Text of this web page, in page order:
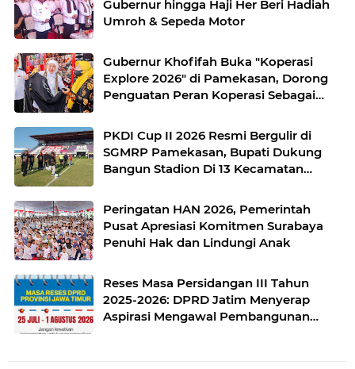
Gubernur hingga Haji Her Beri Hadiah
Umroh & Sepeda Motor
Gubernur Khofifah Buka "Koperasi
Explore 2026" di Pamekasan, Dorong
Penguatan Peran Koperasi Sebagai
Sekaligus Perluas Akses Promosi
Pelaku UMKM
PKDI Cup II 2026 Resmi Bergulir di
SGMRP Pamekasan, Bupati Dukung
Bangun Stadion Di 13 Kecamatan
Peringatan HAN 2026, Pemerintah
Pusat Apresiasi Komitmen Surabaya
Penuhi Hak dan Lindungi Anak
Reses Masa Persidangan III Tahun
2025-2026: DPRD Jatim Menyerap
Aspirasi Mengawal Pembangunan